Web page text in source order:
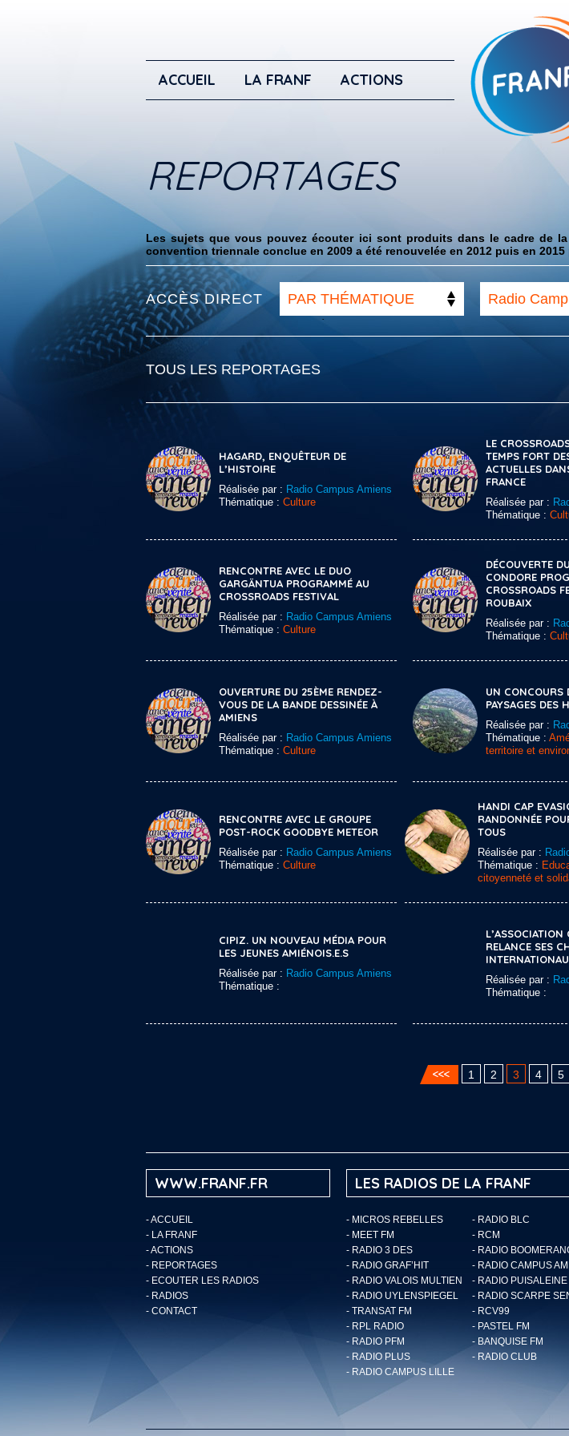
ACCUEIL LA FRANF ACTIONS
REPORTAGES
Les sujets que vous pouvez écouter ici sont produits dans le cadre de
convention triennale conclue en 2009 a été renouvelée en 2012 puis en
ACCÈS DIRECT PAR THÉMATIQUE Radio
TOUS LES REPORTAGES
HAGARD, ENQUÊTEUR DE
L’HISTOIRE
Réalisée par : Radio Campus Amiens
Thématique : Culture
LE
TEMPS FORT
ACTUELLES
FRANCE
Réalisée par :
Thématique :
RENCONTRE AVEC LE DUO
GARGÄNTUA PROGRAMMÉ AU
CROSSROADS FESTIVAL
Réalisée par : Radio Campus Amiens
Thématique : Culture
DÉCOUVERTE
CONDORE
CROSSROADS
ROUBAIX
Réalisée par :
Thématique :
OUVERTURE DU 25ÈME RENDEZ-
VOUS DE LA BANDE DESSINÉE À
AMIENS
Réalisée par : Radio Campus Amiens
Thématique : Culture
UN CONCOURS
PAYSAGES DES
Réalisée par :
Thématique :
territoire et
RENCONTRE AVEC LE GROUPE
POST-ROCK GOODBYE METEOR
Réalisée par : Radio Campus Amiens
Thématique : Culture
HANDI CAP
RANDONNÉE
TOUS
Réalisée par :
Thématique :
citoyenneté et
CIPIZ. UN NOUVEAU MÉDIA POUR
LES JEUNES AMIÉNOIS.E.S
Réalisée par : Radio Campus Amiens
Thématique :
L’ASSOCIATION
RELANCE SES
Réalisée par :
Thématique :
1 2 3 4 5
WWW.FRANF.FR
-ACCUEIL
- LA FRANF
-ACTIONS
- REPORTAGES
- ECOUTER LES RADIOS
- RADIOS
- CONTACT
LES RADIOS DE LA FRANF
- MICROS REBELLES
- RADIO BLC
- MEET FM
- RCM
- RADIO 3 DES
- RADIO
- RADIO GRAF’HIT
- RADIO CAMPUS
- RADIO VALOIS MULTIEN
- RADIO PUISALEINE
- RADIO UYLENSPIEGEL
- RADIO SCARPE
- TRANSAT FM
- RCV99
- RPL RADIO
- PASTEL FM
- RADIO PFM
- BANQUISE FM
- RADIO PLUS
- RADIO CLUB
- RADIO CAMPUS LILLE